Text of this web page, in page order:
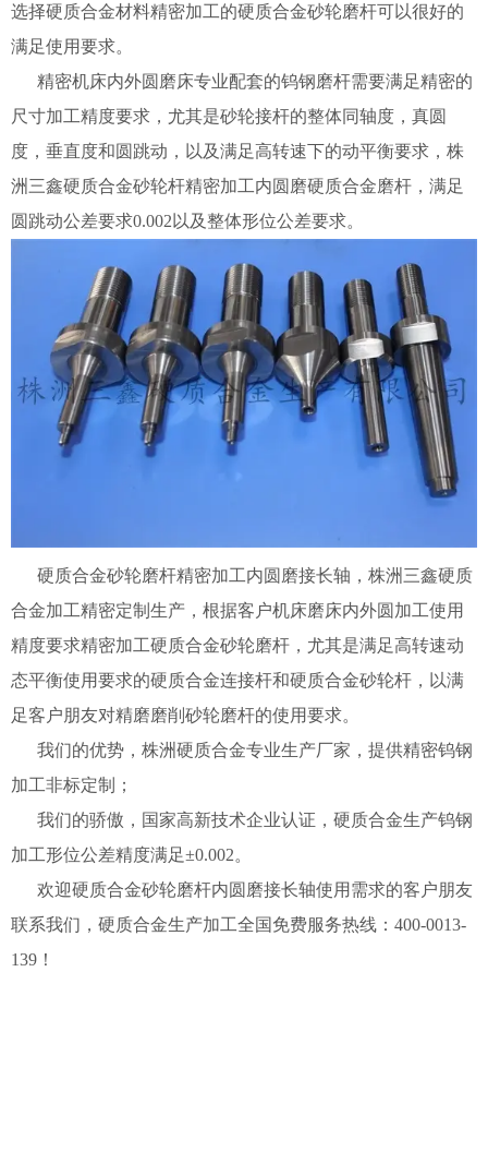
选择硬质合金材料精密加工的硬质合金砂轮磨杆可以很好的
满足使用要求。
精密机床内外圆磨床专业配套的钨钢磨杆需要满足精密的
尺寸加工精度要求，尤其是砂轮接杆的整体同轴度，真圆
度，垂直度和圆跳动，以及满足高转速下的动平衡要求，株
洲三鑫硬质合金砂轮杆精密加工内圆磨硬质合金磨杆，满足
圆跳动公差要求0.002以及整体形位公差要求。
硬质合金砂轮磨杆精密加工内圆磨接长轴，株洲三鑫硬质
合金加工精密定制生产，根据客户机床磨床内外圆加工使用
精度要求精密加工硬质合金砂轮磨杆，尤其是满足高转速动
态平衡使用要求的硬质合金连接杆和硬质合金砂轮杆，以满
足客户朋友对精磨磨削砂轮磨杆的使用要求。
我们的优势，株洲硬质合金专业生产厂家，提供精密钨钢
加工非标定制；
我们的骄傲，国家高新技术企业认证，硬质合金生产钨钢
加工形位公差精度满足±0.002。
欢迎硬质合金砂轮磨杆内圆磨接长轴使用需求的客户朋友
联系我们，硬质合金生产加工全国免费服务热线：400-0013-
139！